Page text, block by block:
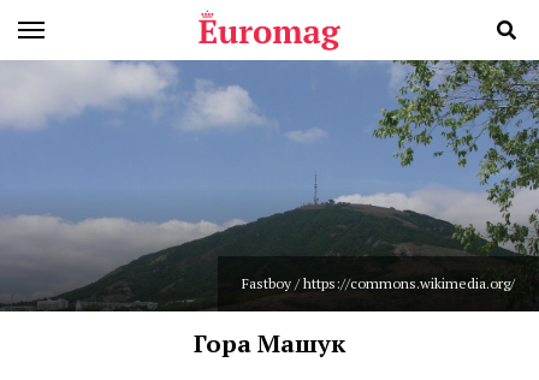
Fastboy / https://commons.wikimedia.org/
Гора Машук